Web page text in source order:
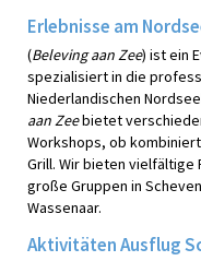
Erlebnisse am
(Beleving aan Zee) ist ein
spezialisiert in die
Niederlandischen
aan Zeebietet
Workshops, ob
Grill. Wir bieten
große Gruppen in
Wassenaar.
Aktivitäten Ausflug